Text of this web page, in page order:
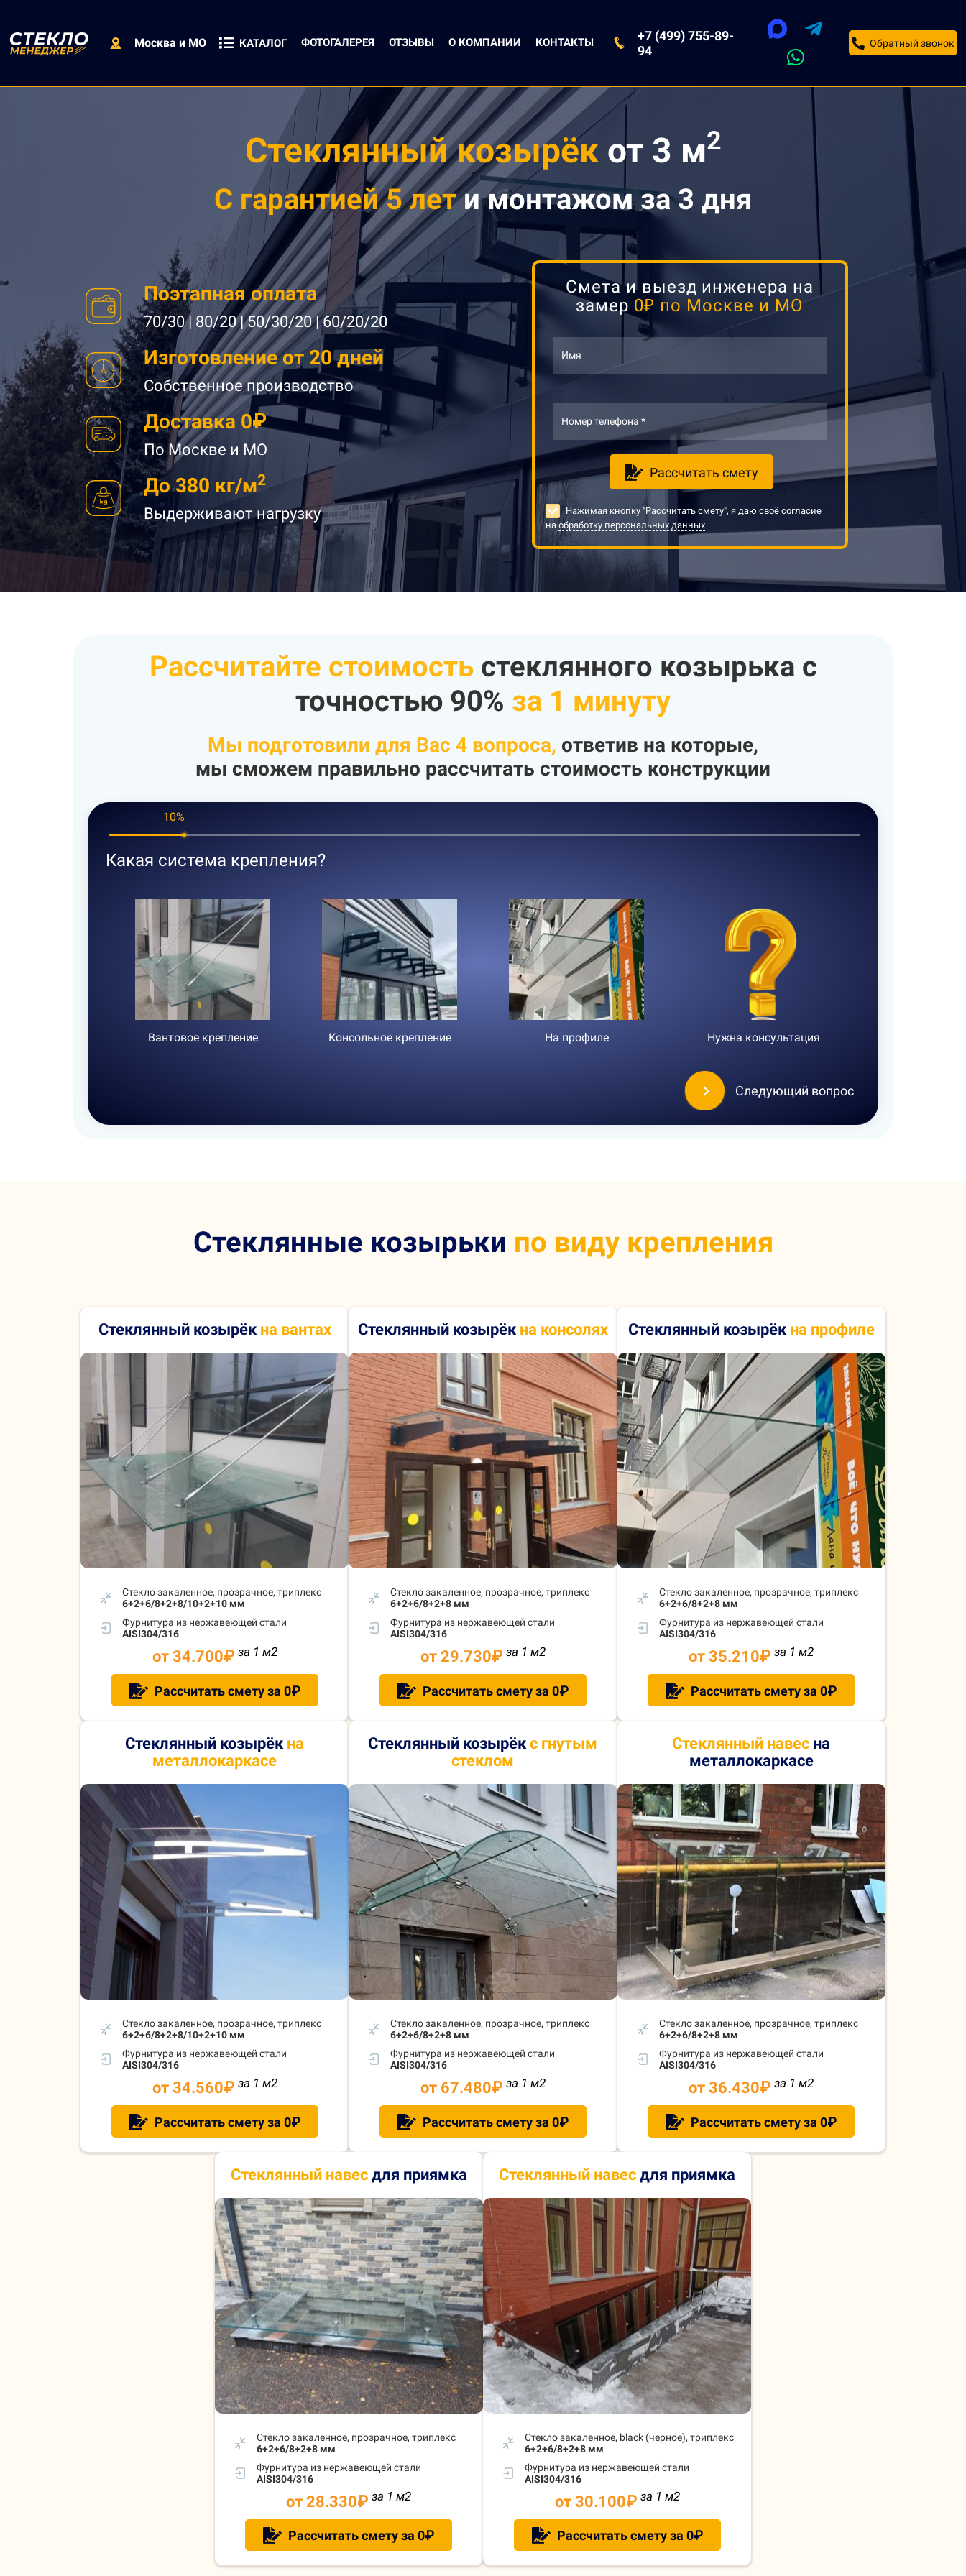
Москва и МО КАТАЛОГ ФОТОГАЛЕРЕЯ ОТЗЫВЫ О КОМПАНИИ КОНТАКТЫ
+7 (499) 755-89-
94
Обратный звонок
Стеклянный козырёкот 3 м2
С гарантией 5 лет и монтажомза 3 дня
Поэтапная оплата
70/30 | 80/20 | 50/30/20 | 60/20/20
Изготовление от 20 дней
Собственное производство
Доставка 0₽
По Москве и МО
До 380 кг/м2
Выдерживают нагрузку
Смета и выезд инженера на
замер 0₽ по Москве и МО
Имя
Номер телефона *
Рассчитать смету
Нажимая кнопку "Рассчитать смету", я даю своё согласие
на обработку персональных данных
Рассчитайте стоимостьстеклянного козырька с
точностью 90% за 1 минуту
Мы подготовили для Вас 4 вопроса, ответив на которые,
мы сможем правильно рассчитать стоимость конструкции
10%
Какая система крепления?
Вантовое крепление Консольное крепление На профиле Нужна консультация
Следующий вопрос
Стеклянные козырьки по виду крепления
Стеклянный козырёк на вантах
Стекло закаленное, прозрачное, триплекс
6+2+6/8+2+8/10+2+10 мм
Фурнитура из нержавеющей стали
AISI304/316
от 34.700₽ за 1 м2
Рассчитать смету за 0₽
Стеклянный козырёк на консолях
Стекло закаленное, прозрачное, триплекс
6+2+6/8+2+8 мм
Фурнитура из нержавеющей стали
AISI304/316
от 29.730₽ за 1 м2
Рассчитать смету за 0₽
Стеклянный козырёк на профиле
Стекло закаленное, прозрачное, триплекс
6+2+6/8+2+8 мм
Фурнитура из нержавеющей стали
AISI304/316
от 35.210₽за 1 м2
Рассчитать смету за 0₽
Стеклянный козырёк на
металлокаркасе
Стекло закаленное, прозрачное, триплекс
6+2+6/8+2+8/10+2+10 мм
Фурнитура из нержавеющей стали
AISI304/316
от 34.560₽ за 1 м2
Рассчитать смету за 0₽
Стеклянный козырёкс гнутым
стеклом
Стекло закаленное, прозрачное, триплекс
6+2+6/8+2+8 мм
Фурнитура из нержавеющей стали
AISI304/316
от 67.480₽ за 1 м2
Рассчитать смету за 0₽
Стеклянный навес на
металлокаркасе
Стекло закаленное, прозрачное, триплекс
6+2+6/8+2+8 мм
Фурнитура из нержавеющей стали
AISI304/316
от 36.430₽за 1 м2
Рассчитать смету за 0₽
Стеклянный навесдля приямка
Стекло закаленное, прозрачное, триплекс
6+2+6/8+2+8 мм
Фурнитура из нержавеющей стали
AISI304/316
от 28.330₽за 1 м2
Рассчитать смету за 0₽
Стеклянный навес для приямка
Стекло закаленное, black (черное), триплекс
6+2+6/8+2+8 мм
Фурнитура из нержавеющей стали
AISI304/316
от 30.100₽ за 1 м2
Рассчитать смету за 0₽